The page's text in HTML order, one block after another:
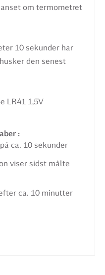
om termometret
10 sekunder har
den senest
LR41 1,5V
:
ca. 10 sekunder
viser sidst målte
ca. 10 minutter